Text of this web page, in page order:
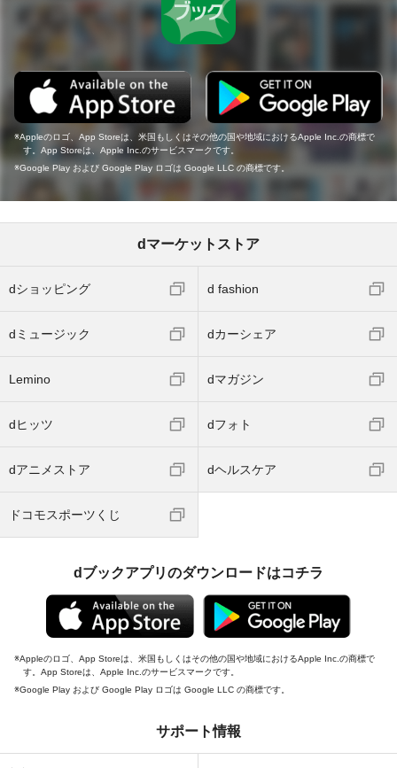
Appleのロゴ、App Storeは、米国もしくはその他の国や地域におけるApple Inc.の商標で
す。App Storeは、Apple Inc.のサービスマークです。
Google Play および Google Play ロゴは Google LLC の商標です。
dマーケットストア
dショッピング d fashion
dミュージック dカーシェア
Lemino dマガジン
dヒッツ dフォト
dアニメストア dヘルスケア
ドコモスポーツくじ
dブックアプリのダウンロードはコチラ
Appleのロゴ、App Storeは、米国もしくはその他の国や地域におけるApple Inc.の商標で
す。App Storeは、Apple Inc.のサービスマークです。
Google Play および Google Play ロゴは Google LLC の商標です。
サポート情報